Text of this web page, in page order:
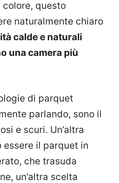
colore, questo
naturalmente chiaro
calde e naturali
una camera più
di parquet
parlando, sono il
e scuri. Un’altra
il parquet in
che trasuda
un’altra scelta